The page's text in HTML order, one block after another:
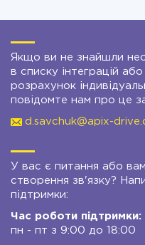
Якщо ви не знайшли
в списку інтеграцій
розрахунок
повідомте нам про це
d.savchuk@apix-
У вас є питання або
створення зв'язку?
підтримки:
Час роботи підтримки:
пн - пт з 9:00 до 18:00